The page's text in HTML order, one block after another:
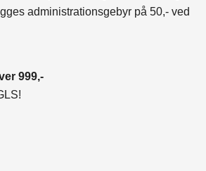
administrationsgebyr på 50,- ved
999,-